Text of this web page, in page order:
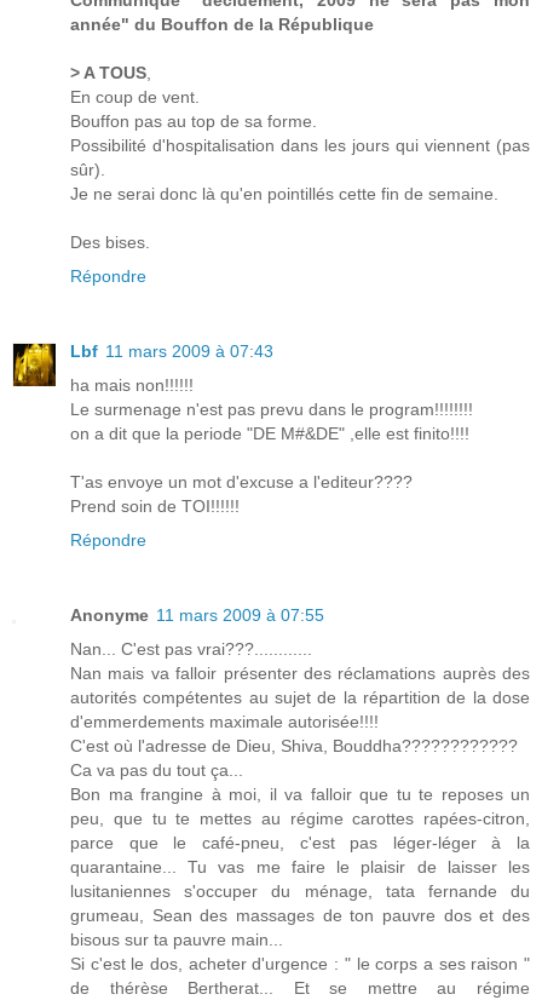
année" du Bouffon de la République
> A TOUS
En coup de vent.
Bouffon pas au top de sa forme.
Possibilité d'hospitalisation dans les jours qui viennent (pas
sûr).
Je ne serai donc là qu'en pointillés cette fin de semaine.
Des bises.
Répondre
Lbf 11 mars 2009 à 07:43
ha mais non!!!!!!
Le surmenage n'est pas prevu dans le program!!!!!!!!
on a dit que la periode "DE M#&DE" ,elle est finito!!!!
T'as envoye un mot d'excuse a l'editeur????
Prend soin de TOI!!!!!!
Répondre
Anonyme 11 mars 2009 à 07:55
Nan... C'est pas vrai???............
Nan mais va falloir présenter des réclamations auprès des
autorités compétentes au sujet de la répartition de la dose
d'emmerdements maximale autorisée!!!!
C'est où l'adresse de Dieu, Shiva, Bouddha????????????
Ca va pas du tout ça...
Bon ma frangine à moi, il va falloir que tu te reposes un
peu, que tu te mettes au régime carottes rapées-citron,
parce que le café-pneu, c'est pas léger-léger à la
quarantaine... Tu vas me faire le plaisir de laisser les
lusitaniennes s'occuper du ménage, tata fernande du
grumeau, Sean des massages de ton pauvre dos et des
bisous sur ta pauvre main...
Si c'est le dos, acheter d'urgence : " le corps a ses raison "
de thérèse Bertherat... Et se mettre au régime